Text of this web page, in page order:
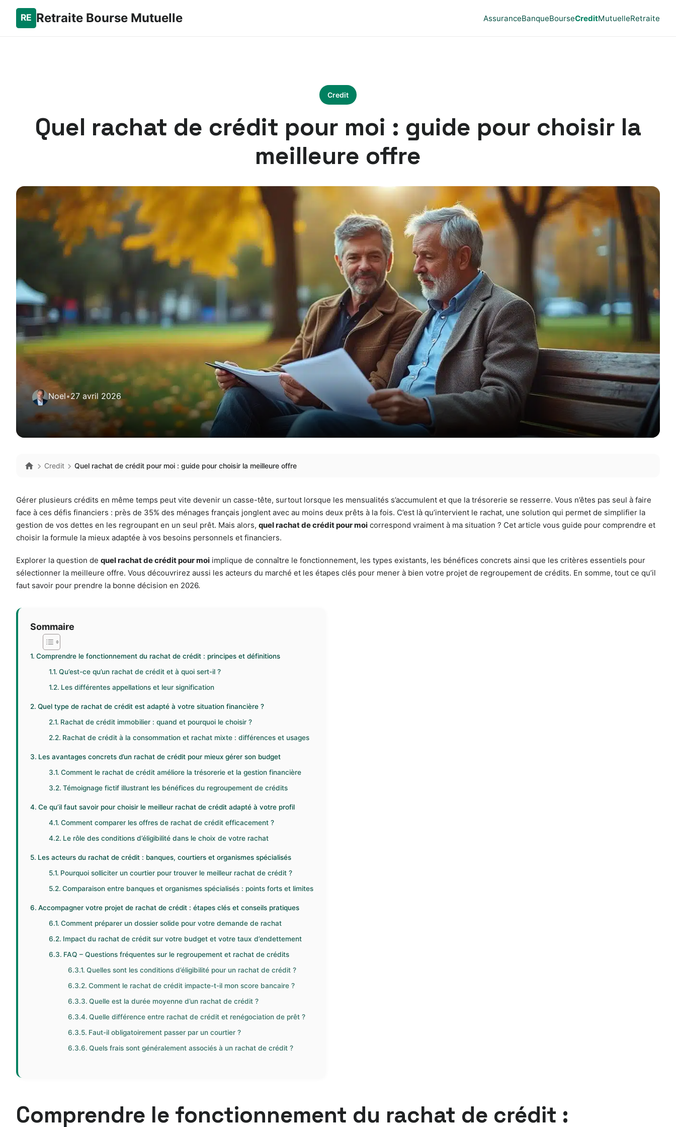
Retraite Bourse Mutuelle AssuranceBanqueBourseCreditMutuelleRetraite
Credit
Quel rachat de crédit pour moi : guide pour choisir la
meilleure offre
Noel•27 avril 2026
Credit Quel rachat de crédit pour moi : guide pour choisir la meilleure offre
Gérer plusieurs crédits en même temps peut vite devenir un casse-tête, surtout lorsque les mensualités s’accumulent et que la trésorerie se resserre. Vous n’êtes pas seul à faire
face à ces défis financiers : près de 35% des ménages français jonglent avec au moins deux prêts à la fois. C’est là qu’intervient le rachat, une solution qui permet de simplifier la
gestion de vos dettes en les regroupant en un seul prêt. Mais alors, quel rachat de crédit pour moi correspond vraiment à ma situation ? Cet article vous guide pour comprendre et
choisir la formule la mieux adaptée à vos besoins personnels et financiers.
Explorer la question de quel rachat de crédit pour moi implique de connaître le fonctionnement, les types existants, les bénéfices concrets ainsi que les critères essentiels pour
sélectionner la meilleure offre. Vous découvrirez aussi les acteurs du marché et les étapes clés pour mener à bien votre projet de regroupement de crédits. En somme, tout ce qu’il
faut savoir pour prendre la bonne décision en 2026.
Sommaire
Comprendre le fonctionnement du rachat de crédit : principes et définitions
Qu’est-ce qu’un rachat de crédit et à quoi sert-il ?
Les différentes appellations et leur signification
Quel type de rachat de crédit est adapté à votre situation financière ?
Rachat de crédit immobilier : quand et pourquoi le choisir ?
Rachat de crédit à la consommation et rachat mixte : différences et usages
Les avantages concrets d’un rachat de crédit pour mieux gérer son budget
Comment le rachat de crédit améliore la trésorerie et la gestion financière
Témoignage fictif illustrant les bénéfices du regroupement de crédits
Ce qu’il faut savoir pour choisir le meilleur rachat de crédit adapté à votre profil
Comment comparer les offres de rachat de crédit efficacement ?
Le rôle des conditions d’éligibilité dans le choix de votre rachat
Les acteurs du rachat de crédit : banques, courtiers et organismes spécialisés
Pourquoi solliciter un courtier pour trouver le meilleur rachat de crédit ?
Comparaison entre banques et organismes spécialisés : points forts et limites
Accompagner votre projet de rachat de crédit : étapes clés et conseils pratiques
Comment préparer un dossier solide pour votre demande de rachat
Impact du rachat de crédit sur votre budget et votre taux d’endettement
FAQ – Questions fréquentes sur le regroupement et rachat de crédits
Quelles sont les conditions d’éligibilité pour un rachat de crédit ?
Comment le rachat de crédit impacte-t-il mon score bancaire ?
Quelle est la durée moyenne d’un rachat de crédit ?
Quelle différence entre rachat de crédit et renégociation de prêt ?
Faut-il obligatoirement passer par un courtier ?
Quels frais sont généralement associés à un rachat de crédit ?
Comprendre le fonctionnement du rachat de crédit :